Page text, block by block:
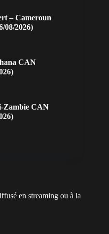
– Cameroun
08/2026)
CAN
Zambie CAN
en streaming ou à la